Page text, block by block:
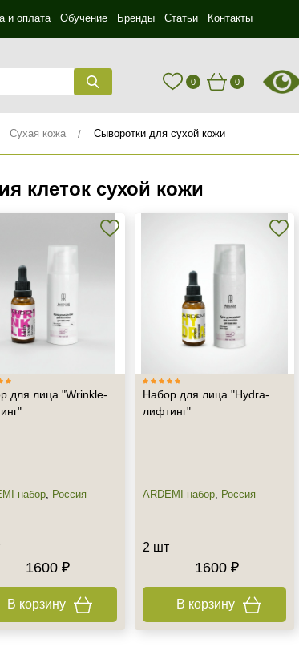
и оплата Обучение Бренды Статьи Контакты
0 0
Сухая кожа Сыворотки для сухой кожи
клеток сухой кожи
для лица "Wrinkle-
набор, Россия
1600 ₽
В корзину
Набор для лица "Hydra-
лифтинг"
ARDEMI набор, Россия
2 шт
1600 ₽
В корзину